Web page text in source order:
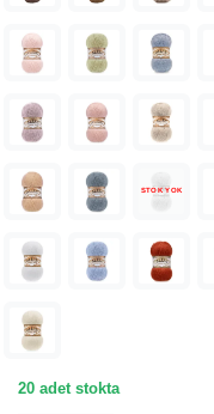
STOK YOK
20 adet stokta